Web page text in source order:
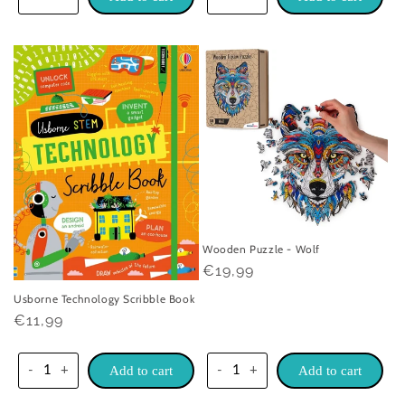
Usborne Technology Scribble Book
Praghas
€11,99
- + Add to cart
Wooden Puzzle - Wolf
Praghas
€19,99
- + Add to cart